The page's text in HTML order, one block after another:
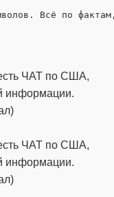
ЧАТ по США,
информации.
ЧАТ по США,
информации.